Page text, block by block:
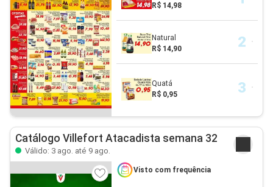
R$ 14,98
Natural
R$ 14,90
Quatá
R$ 0,95
Catálogo Villefort Atacadista semana 32
Válido: 3 ago. até 9 ago.
Visto com frequência